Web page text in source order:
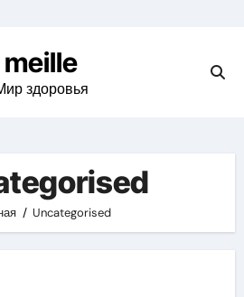
meille
здоровья
Uncategorised